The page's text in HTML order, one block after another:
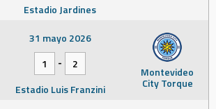
Estadio Jardines
Montevideo
City Torque
31 mayo 2026
1
-
2
Estadio Luis Franzini